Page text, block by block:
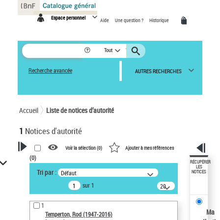
Espace personnel Aide Une question ? Historique
Tout
Recherche avancée AUTRES RECHERCHES
Accueil Liste de notices d’autorité
1 Notices d'autorité
VOTRE RECHERCHE
Recherche avancée dans les
notices d’autorité
Œuvres liées à l'auteur :
Temperton, Rod (1947-2016)
Voir la sélection (0) Ajouter à mes références
(0)
Tri par : Défaut
sur 1
20
résultats/page
1
Temperton, Rod (1947-2016)
RÉCUPÉRER
LES
NOTICES
Ma
Panneau de gestion des cookies